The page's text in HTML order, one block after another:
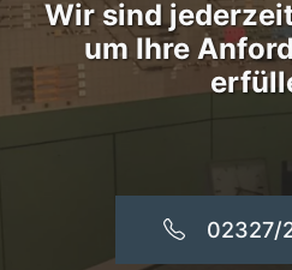
Wir sind
um Ihre
02327/